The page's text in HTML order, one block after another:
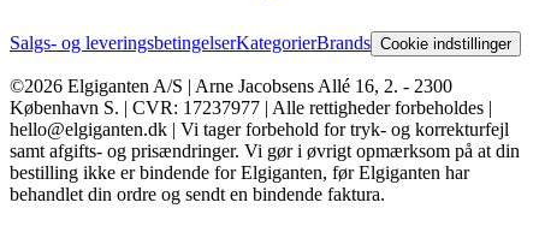
Salgs- og leveringsbetingelserKategorierBrands Cookie indstillinger
©2026 Elgiganten A/S | Arne Jacobsens Allé 16, 2. - 2300
København S. | CVR: 17237977 | Alle rettigheder forbeholdes |
hello@elgiganten.dk | Vi tager forbehold for tryk- og korrekturfejl
samt afgifts- og prisændringer. Vi gør i øvrigt opmærksom på at din
bestilling ikke er bindende for Elgiganten, før Elgiganten har
behandlet din ordre og sendt en bindende faktura.